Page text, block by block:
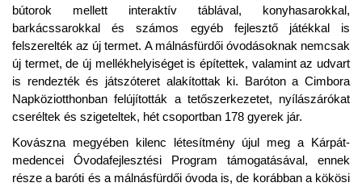
bútorok mellett interaktív táblával, konyhasarokkal,
barkácssarokkal és számos egyéb fejlesztő játékkal is
felszerelték az új termet. A málnásfürdői óvodásoknak nemcsak
új termet, de új mellékhelyiséget is építettek, valamint az udvart
is rendezték és játszóteret alakítottak ki. Baróton a Cimbora
Napköziotthonban felújították a tetőszerkezetet, nyílászárókat
cseréltek és szigeteltek, hét csoportban 178 gyerek jár.
Kovászna megyében kilenc létesítmény újul meg a Kárpát-
medencei Óvodafejlesztési Program támogatásával, ennek
része a baróti és a málnásfürdői óvoda is, de korábban a kökösi